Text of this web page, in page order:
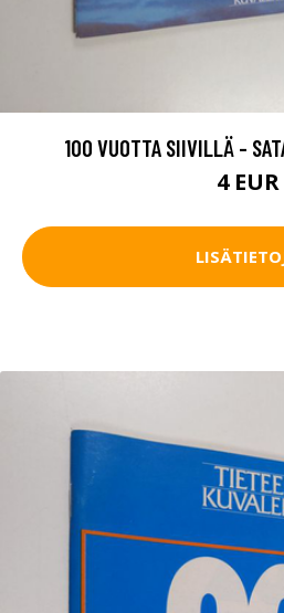
100 VUOTTA SIIVILLÄ -
4 EUR